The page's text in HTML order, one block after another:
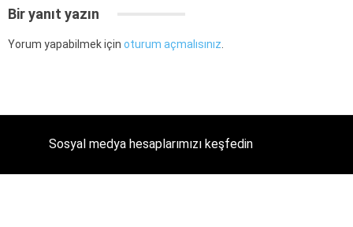
Bir yanıt yazın
Yorum yapabilmek için oturum açmalısınız
Sosyal medya hesaplarımızı keşfedin